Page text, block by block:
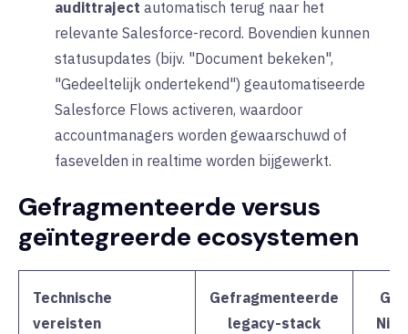
audittraject automatisch terug naar het
relevante Salesforce-record. Bovendien kunnen
statusupdates (bijv. "Document bekeken",
"Gedeeltelijk ondertekend") geautomatiseerde
Salesforce Flows activeren, waardoor
accountmanagers worden gewaarschuwd of
fasevelden in realtime worden bijgewerkt.
Gefragmenteerde versus
geïntegreerde ecosystemen
Technische
vereisten
Gefragmenteerde
legacy-stack